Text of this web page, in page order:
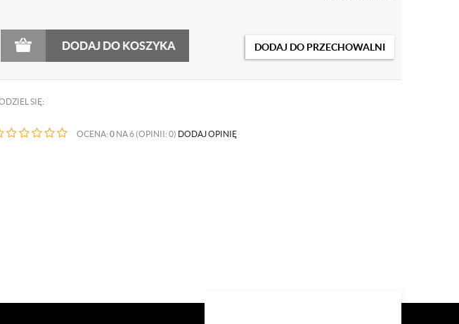
DODAJ DO KOSZYKA DODAJ DO PRZECHOWALNI
SIĘ:
OCENA: 0 NA 6 (OPINII: 0) DODAJ OPINIĘ